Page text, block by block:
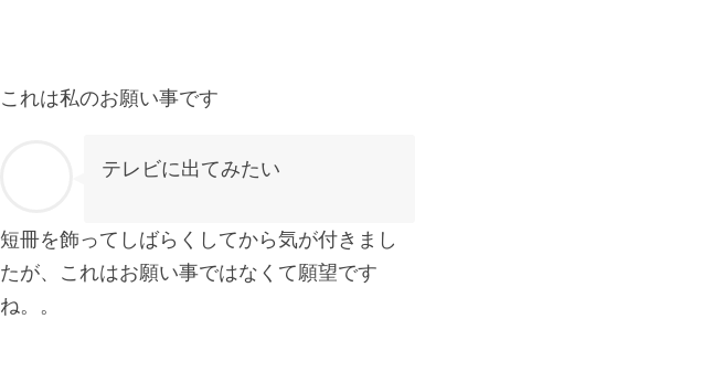
これは私のお願い事です
テレビに出てみたい
短冊を飾ってしばらくしてから気が付きまし
たが、これはお願い事ではなくて願望です
ね。。